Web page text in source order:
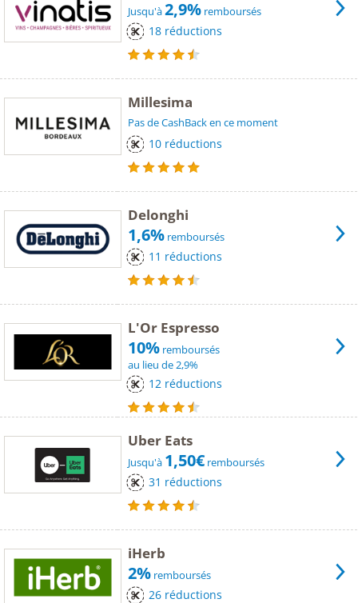
Jusqu'à2,9% remboursés
18 réductions
Millesima
Pas de CashBack en ce moment
10 réductions
Delonghi
1,6% remboursés
11 réductions
L'Or Espresso
10% remboursés
au lieu de 2,9%
12 réductions
Uber Eats
Jusqu'à 1,50€ remboursés
31 réductions
iHerb
2% remboursés
26 réductions